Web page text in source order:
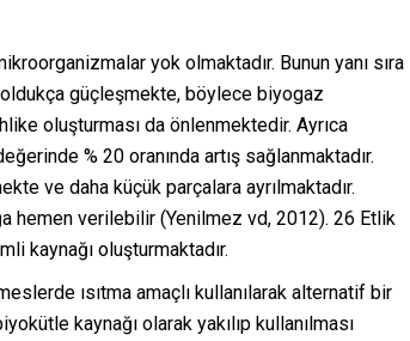
yok olmaktadır. Bunun yanı sıra
oldukça güçleşmekte, böylece biyogaz
oluşturması da önlenmektedir. Ayrıca
% 20 oranında artış sağlanmaktadır.
ve daha küçük parçalara ayrılmaktadır.
hemen verilebilir (Yenilmez vd, 2012). 26 Etlik
kaynağı oluşturmaktadır.
ısıtma amaçlı kullanılarak alternatif bir
kaynağı olarak yakılıp kullanılması